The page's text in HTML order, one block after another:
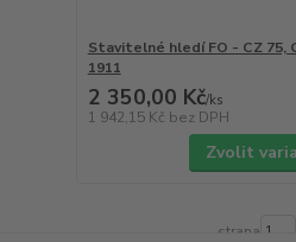
Stavitelné hledí FO - CZ 75,
1911
2 350,00 Kč/ks
1 942,15 Kč bez DPH
Zvolit
strana